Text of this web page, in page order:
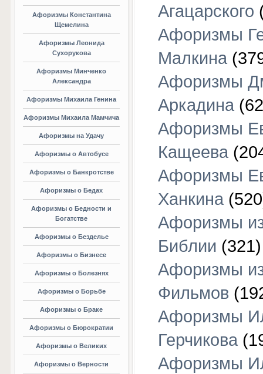
Афоризмы Константина
Щемелина
Афоризмы Леонида
Сухорукова
Афоризмы Минченко
Александра
Афоризмы Михаила Генина
Афоризмы Михаила Мамчича
Афоризмы на Удачу
Афоризмы о Автобусе
Афоризмы о Банкротстве
Афоризмы о Бедах
Афоризмы о Бедности и
Богатстве
Афоризмы о Безделье
Афоризмы о Бизнесе
Афоризмы о Болезнях
Афоризмы о Борьбе
Афоризмы о Браке
Афоризмы о Бюрократии
Афоризмы о Великих
Афоризмы о Верности
Агацарского
Афоризмы
Малкина
Афоризмы
Аркадина
Афоризмы
Кащеева
Афоризмы
Ханкина
Афоризмы
Библии (321)
Афоризмы
Фильмов
Афоризмы
Герчикова
Афоризмы